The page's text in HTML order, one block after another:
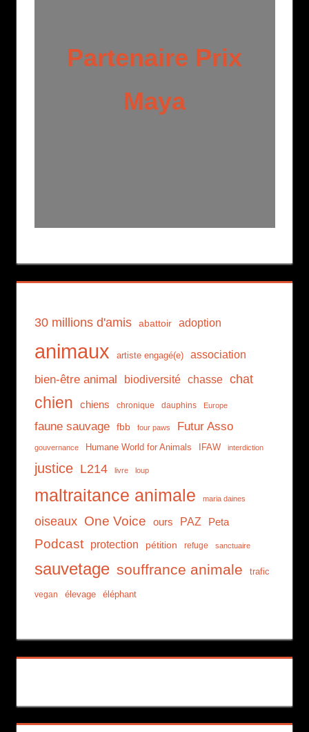
Partenaire Prix
Maya
30 millions d'amis abattoir adoption
animaux artiste engagé(e) association
bien-être animal biodiversité chasse chat
chien chiens chronique dauphins Europe
faune sauvage fbb four paws Futur Asso
gouvernance Humane World for Animals IFAW interdiction
justice L214 livre loup
maltraitance animale maria daines
oiseaux One Voice ours PAZ Peta
Podcast protection pétition refuge sanctuaire
sauvetage souffrance animale trafic
vegan élevage éléphant